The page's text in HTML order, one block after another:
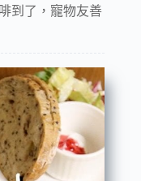
到了，寵物友善